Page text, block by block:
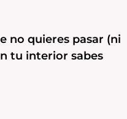
no quieres pasar (ni
tu interior sabes